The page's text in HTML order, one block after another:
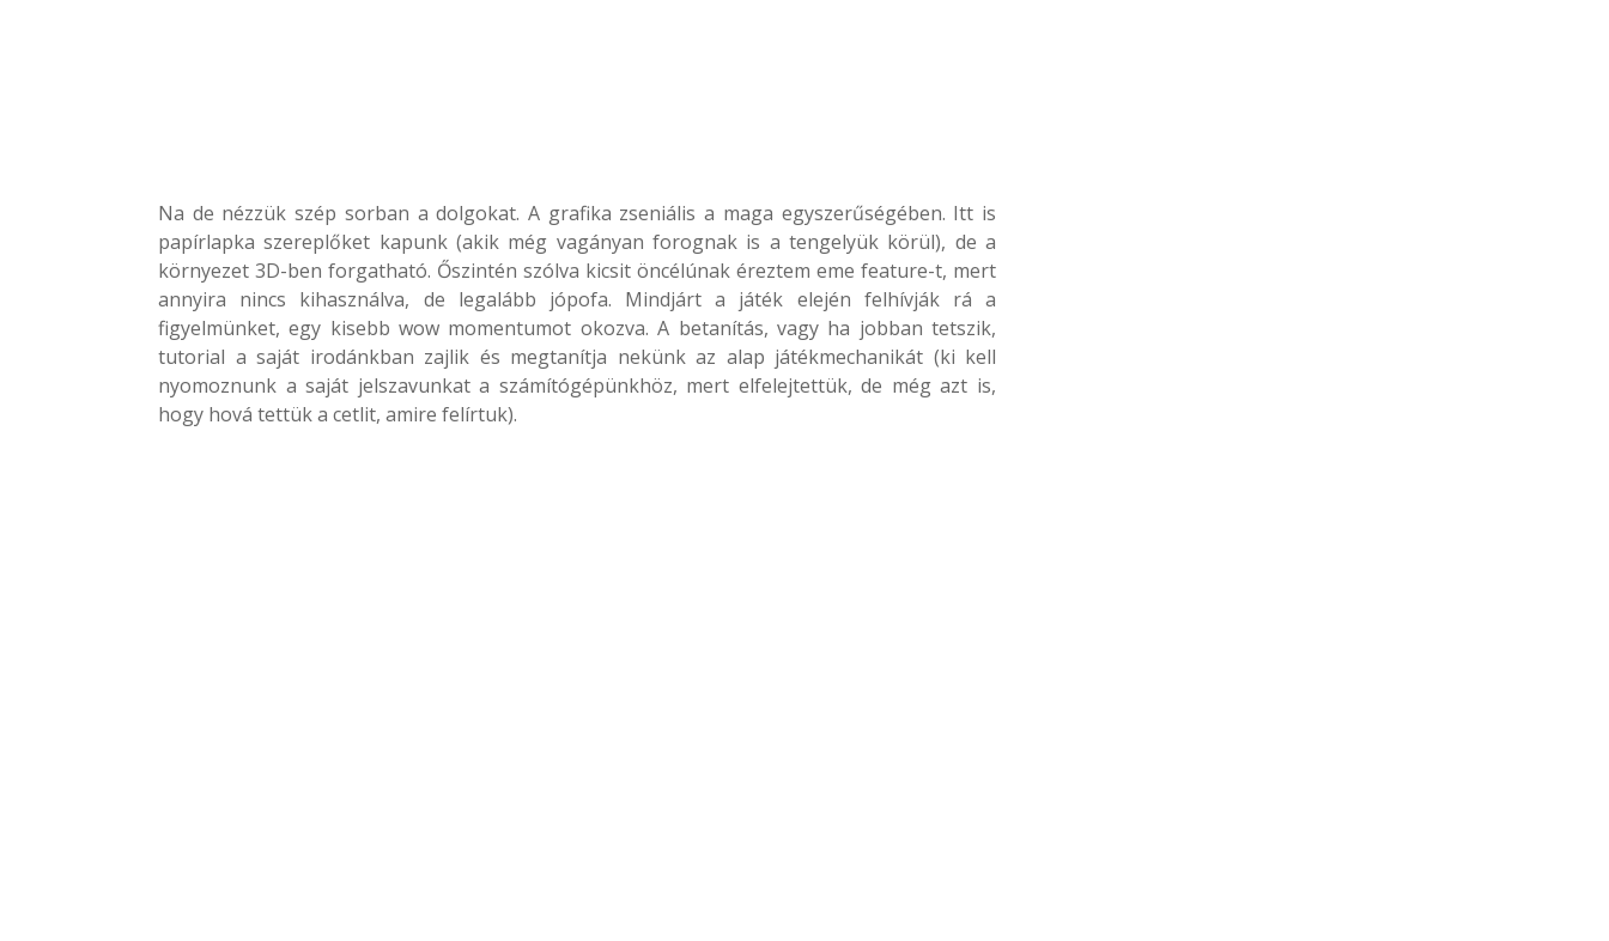
Na de nézzük szép sorban a dolgokat. A grafika zseniális a maga egyszerűségében. Itt is
papírlapka szereplőket kapunk (akik még vagányan forognak is a tengelyük körül), de a
környezet 3D-ben forgatható. Őszintén szólva kicsit öncélúnak éreztem eme feature-t, mert
annyira nincs kihasználva, de legalább jópofa. Mindjárt a játék elején felhívják rá a
figyelmünket, egy kisebb wow momentumot okozva. A betanítás, vagy ha jobban tetszik,
tutorial a saját irodánkban zajlik és megtanítja nekünk az alap játékmechanikát (ki kell
nyomoznunk a saját jelszavunkat a számítógépünkhöz, mert elfelejtettük, de még azt is,
hogy hová tettük a cetlit, amire felírtuk).